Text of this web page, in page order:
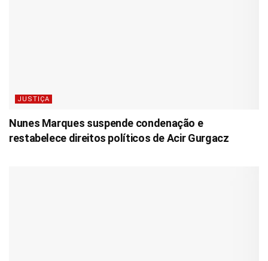
JUSTIÇA
Nunes Marques suspende condenação e
restabelece direitos políticos de Acir Gurgacz